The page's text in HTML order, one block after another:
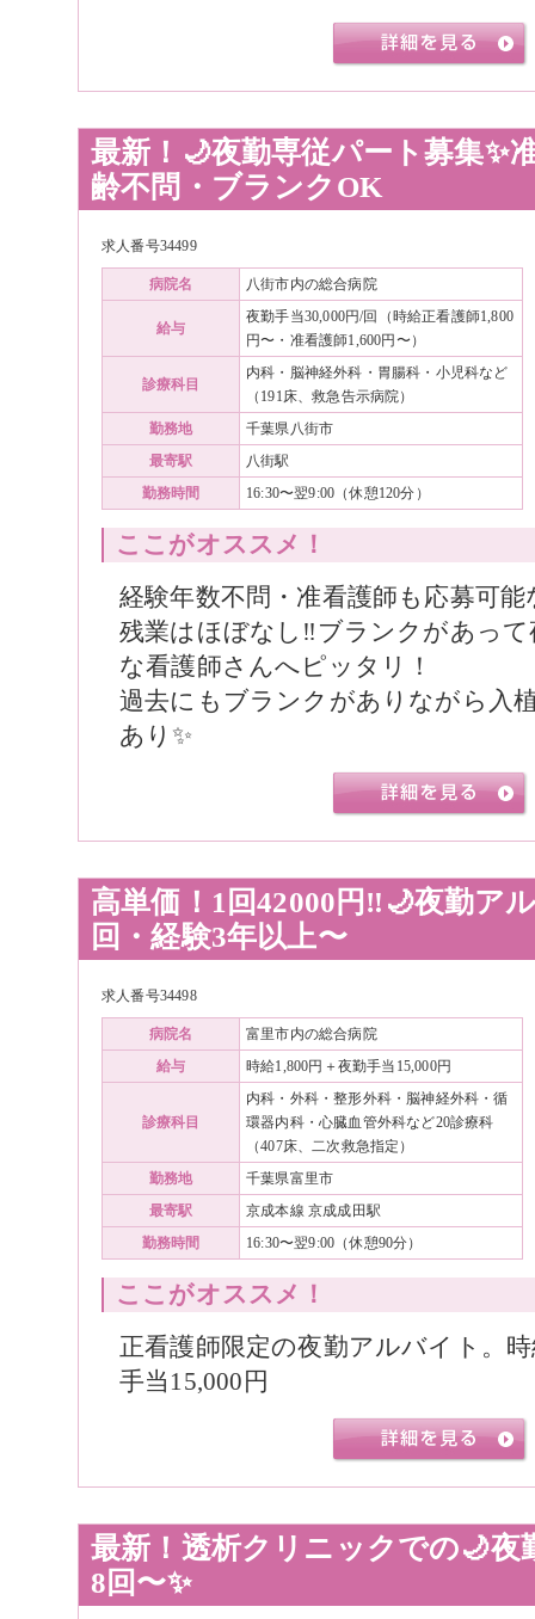
最新！🌙夜勤専従パート募集✨
齢不問・ブランクOK
求人番号34499
病院名 八街市内の総合病院
給与
夜勤手当30,000円/回（時給正看護師1,800
円〜・准看護師1,600円〜）
診療科目
内科・脳神経外科・胃腸科・小児科など
（191床、救急告示病院）
勤務地
千葉県八街市
最寄駅
八街駅
勤務時間
16:30〜翌9:00（休憩120分）
ここがオススメ！
経験年数不問・准看護師も応募可
残業はほぼなし‼️ブランクがあっ
な看護師さんへピッタリ！
過去にもブランクがありながら入
あり✨
高単価！1回42000円‼️🌙夜勤ア
回・経験3年以上〜
求人番号34498
病院名
富里市内の総合病院
給与
時給1,800円＋夜勤手当15,000円
診療科目
内科・外科・整形外科・脳神経外科・循
環器内科・心臓血管外科など20診療科
（407床、二次救急指定）
勤務地
千葉県富里市
最寄駅
京成本線 京成成田駅
勤務時間
16:30〜翌9:00（休憩90分）
ここがオススメ！
正看護師限定の夜勤アルバイト。
手当15,000円
最新！透析クリニックでの🌙夜
8回〜✨